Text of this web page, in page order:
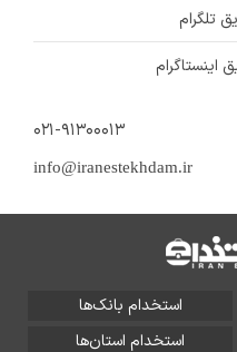
تلگرام
اینستاگرام
۰۲۱-۹۱۳۰۰۰۱۳
info@iranestekhdam.ir
استخدام بانک‌ها
استخدام استان‌ها